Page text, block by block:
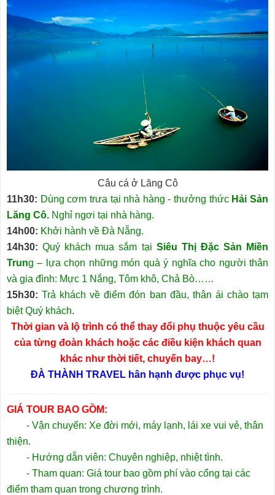
Câu cá ở Lăng Cô
11h30: Dùng cơm trưa tại nhà hàng - thưởng thứcHải Sản
Lăng Cô. Nghỉ ngơi tại nhà hàng.
14h00: Khởi hành về Đà Nẵng.
14h30: Quý khách mua sắm tại Siêu Thị Đặc Sản Miền
Trung – lựa chọn những món quà ý nghĩa cho người thân
và gia đình: Mực 1 Nắng, Tôm khô, Chả Bò……
15h30: Trả khách về điểm đón ban đầu, thân ái chào tạm
biệt Quý khách.
Thời gian và lộ trình có thể thay đổi phụ thuộc yêu cầu
của từng đoàn khách hoặc các điều kiện khách quan
khác như thời tiết, chuyến bay…!
ĐÀ THÀNH TRAVEL hân hạnh được phục vụ!
GIÁ TOUR BAO GỒM:
- Vận chuyển: Xe đời mới, máy lạnh, lái xe vui vẻ, thân
thiện.
- Hướng dẫn viên: Chuyên nghiệp, nhiệt tình.
- Tham quan: Giá tour bao gồm phí vào cổng tại các
điểm tham quan trong chương trình.